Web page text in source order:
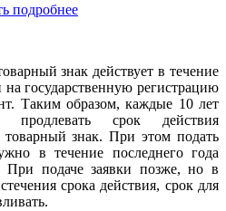
подробнее
знак действует в течение
на государственную регистрацию
Таким образом, каждые 10 лет
продлевать срок действия
товарный знак. При этом подать
в течение последнего года
При подаче заявки позже, но в
срока действия, срок для